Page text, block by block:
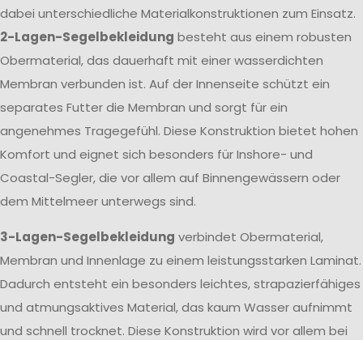
dabei unterschiedliche Materialkonstruktionen zum Einsatz.
2-Lagen-Segelbekleidung besteht aus einem robusten
Obermaterial, das dauerhaft mit einer wasserdichten
Membran verbunden ist. Auf der Innenseite schützt ein
separates Futter die Membran und sorgt für ein
angenehmes Tragegefühl. Diese Konstruktion bietet hohen
Komfort und eignet sich besonders für Inshore- und
Coastal-Segler, die vor allem auf Binnengewässern oder
dem Mittelmeer unterwegs sind.
3-Lagen-Segelbekleidung verbindet Obermaterial,
Membran und Innenlage zu einem leistungsstarken Laminat.
Dadurch entsteht ein besonders leichtes, strapazierfähiges
und atmungsaktives Material, das kaum Wasser aufnimmt
und schnell trocknet. Diese Konstruktion wird vor allem bei